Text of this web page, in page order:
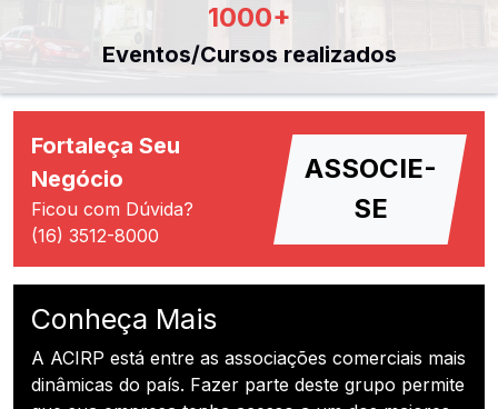
1000+
Eventos/Cursos realizados
Fortaleça Seu
Negócio
Ficou com Dúvida?
(16) 3512-8000
ASSOCIE-
SE
Conheça Mais
A ACIRP está entre as associações comerciais mais
dinâmicas do país. Fazer parte deste grupo permite